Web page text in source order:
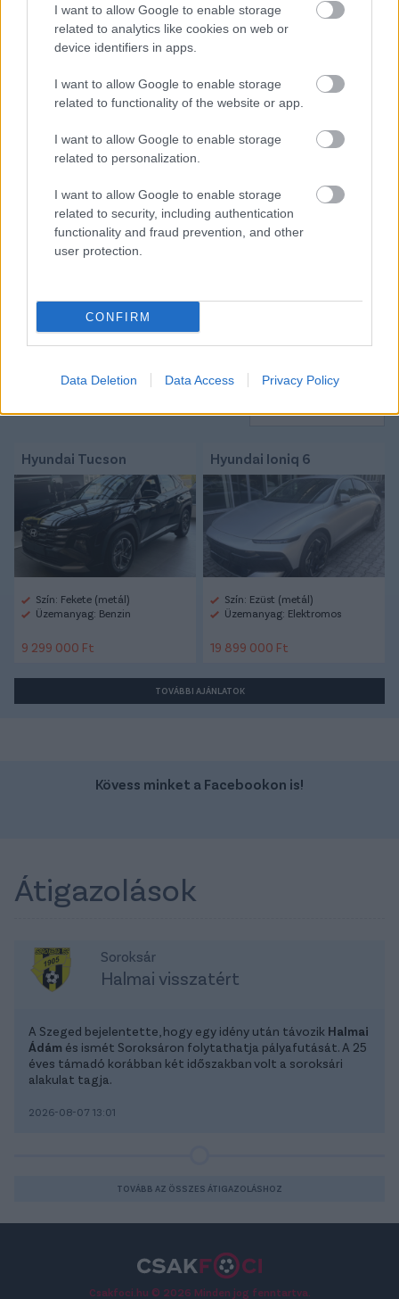
I want to allow Google to enable storage
related to analytics like cookies on web or
device identifiers in apps.
I want to allow Google to enable storage
related to functionality of the website or app.
I want to allow Google to enable storage
related to personalization.
I want to allow Google to enable storage
related to security, including authentication
functionality and fraud prevention, and other
user protection.
CONFIRM
Data Deletion Data Access Privacy Policy
Később:
Itt állíthatod be, hogy a Csakfoci az elsők
között legyen a Google-találatokban
Tetszett a cikk? Megosztanád?
#DEBRECEN
Autópiac
Hyundai Tucson
Szín: Fekete (metál)
Üzemanyag: Benzin
9 299 000 Ft
Hyundai Ioniq 6
Szín: Ezüst (metál)
Üzemanyag: Elektromos
19 899 000 Ft
TOVÁBBI AJÁNLATOK
Kövess minket a Facebookon is!
Átigazolások
Soroksár
Halmai visszatért
A Szeged bejelentette, hogy egy idény után távozik Halmai
Ádám és ismét Soroksáron folytathatja pályafutását. A 25
éves támadó korábban két időszakban volt a soroksári
alakulat tagja.
2026-08-07 13:01
TOVÁBB AZ ÖSSZES ÁTIGAZOLÁSHOZ
Csakfoci.hu © 2026 Minden jog fenntartva.